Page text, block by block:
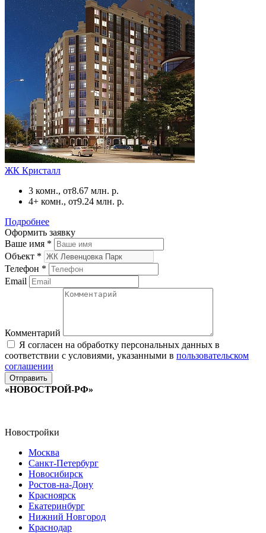
ЖК Кристалл
3 комн., от8.67 млн. р.
4+ комн., от9.24 млн. р.
Подробнее
Оформить заявку
Ваше имя *
Объект *
Телефон *
Email
Комментарий
Я согласен на обработку персональных данных в
соответствии с условиями, указанными в пользовательском
соглашении
«НОВОСТРОЙ-РФ»
Новостройки
Москва
Санкт-Петербург
Новосибирск
Ростов-на-Дону
Красноярск
Екатеринбург
Нижний Новгород
Краснодар